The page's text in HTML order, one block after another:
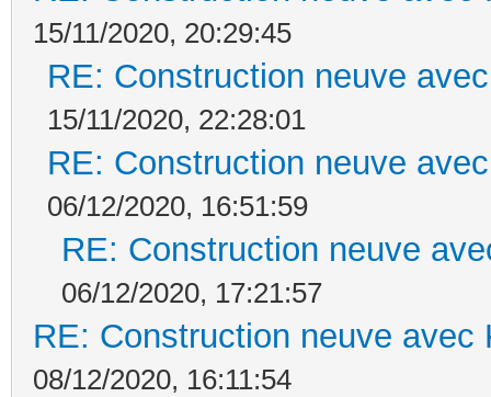
15/11/2020, 20:29:45
RE: Construction neuve
15/11/2020, 22:28:01
RE: Construction neuve
06/12/2020, 16:51:59
RE: Construction neuve
06/12/2020, 17:21:57
RE: Construction neuve avec
08/12/2020, 16:11:54